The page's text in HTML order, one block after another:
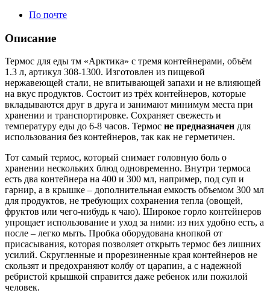
По почте
Описание
Термос для еды тм «Арктика» с тремя контейнерами, объём
1.3 л, артикул 308-1300. Изготовлен из пищевой
нержавеющей стали, не впитывающей запахи и не влияющей
на вкус продуктов. Состоит из трёх контейнеров, которые
вкладываются друг в друга и занимают минимум места при
хранении и транспортировке. Сохраняет свежесть и
температуру еды до 6-8 часов. Термос не предназначен для
использования без контейнеров, так как не герметичен.
Тот самый термос, который снимает головную боль о
хранении нескольких блюд одновременно. Внутри термоса
есть два контейнера на 400 и 300 мл, например, под суп и
гарнир, а в крышке – дополнительная емкость объемом 300 мл
для продуктов, не требующих сохранения тепла (овощей,
фруктов или чего-нибудь к чаю). Широкое горло контейнеров
упрощает использование и уход за ними: из них удобно есть, а
после – легко мыть. Пробка оборудована кнопкой от
присасывания, которая позволяет открыть термос без лишних
усилий. Скругленные и прорезиненные края контейнеров не
скользят и предохраняют колбу от царапин, а с надежной
ребристой крышкой справится даже ребенок или пожилой
человек.